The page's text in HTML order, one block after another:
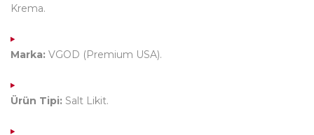
Krema.
Marka: VGOD (Premium USA).
Ürün Tipi: Salt Likit.